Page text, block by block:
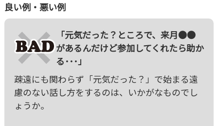
良い例・悪い例
「元気だった？ところで、来月●●
があるんだけど参加してくれたら助か
る･･･」
疎遠にも関わらず「元気だった？」で始まる遠
慮のない話し方をするのは、いかがなものでし
ょうか。